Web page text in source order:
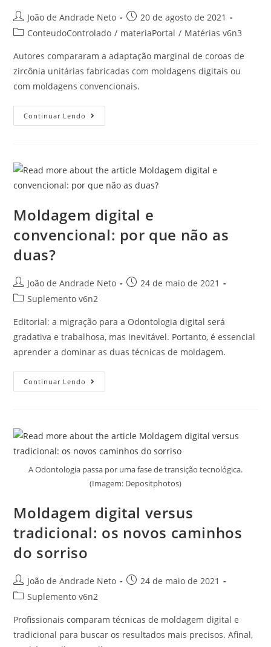
João de Andrade Neto
20 de agosto de 2021
ConteudoControlado / materiaPortal / Matérias v6n3
Autores compararam a adaptação marginal de coroas de
zircônia unitárias fabricadas com moldagens digitais ou
com moldagens convencionais.
Continuar Lendo
Moldagem digital e
convencional: por que não as
duas?
João de Andrade Neto
24 de maio de 2021
Suplemento v6n2
Editorial: a migração para a Odontologia digital será
gradativa e trabalhosa, mas inevitável. Portanto, é essencial
aprender a dominar as duas técnicas de moldagem.
Continuar Lendo
A Odontologia passa por uma fase de transição tecnológica.
(Imagem: Depositphotos)
Moldagem digital versus
tradicional: os novos caminhos
do sorriso
João de Andrade Neto
24 de maio de 2021
Suplemento v6n2
Profissionais comparam técnicas de moldagem digital e
tradicional para buscar os resultados mais precisos. Afinal,